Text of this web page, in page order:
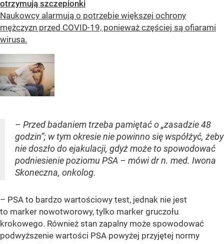
otrzymują szczepionki
Naukowcy alarmują o potrzebie większej ochrony
mężczyzn przed COVID-19, ponieważ częściej są ofiarami
wirusa.
– Przed badaniem trzeba pamiętać o „zasadzie 48
godzin”; w tym okresie nie powinno się współżyć, żeby
nie doszło do ejakulacji, gdyż może to spowodować
podniesienie poziomu PSA – mówi dr n. med. Iwona
Skoneczna, onkolog.
– PSA to bardzo wartościowy test, jednak nie jest
to marker nowotworowy, tylko marker gruczołu
krokowego. Również stan zapalny może spowodować
podwyższenie wartości PSA powyżej przyjętej normy